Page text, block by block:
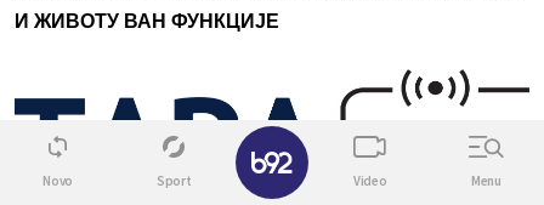
И ЖИВОТУ ВАН ФУНКЦИЈЕ
Novo Sport Video Menu
✕